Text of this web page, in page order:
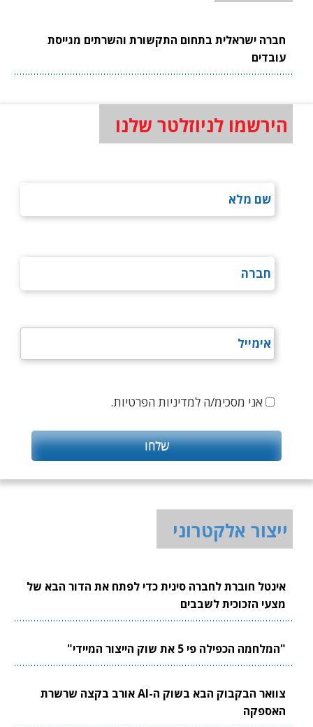
חברה ישראלית בתחום התקשורת והשרתים מגייסת
עובדים
הירשמו לניוזלטר שלנו
אני מסכימ/ה למדיניות הפרטיות.
ייצור אלקטרוני
אינטל חוברת לחברה סינית כדי לפתח את הדור הבא של
מצעי הזכוכית לשבבים
"המלחמה הכפילה פי 5 את שוק הייצור המיידי"
צוואר הבקבוק הבא בשוק ה-AI אורב בקצה שרשרת
האספקה